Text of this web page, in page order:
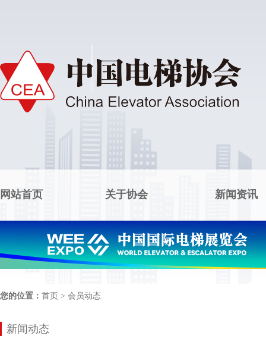
网站首页 关于协会 新闻资讯
您的位置： 首页 > 会员动态
新闻动态